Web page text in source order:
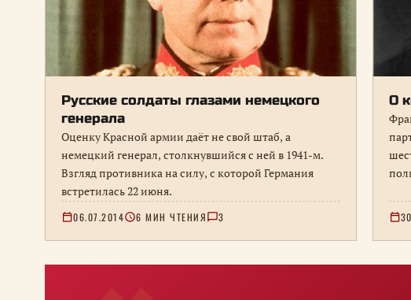
Русские солдаты глазами немецкого
генерала
Оценку Красной армии даёт не свой штаб, а
немецкий генерал, столкнувшийся с ней в 1941-м.
Взгляд противника на силу, с которой Германия
встретилась 22 июня.
06.07.2014 6 МИН ЧТЕНИЯ 3
О